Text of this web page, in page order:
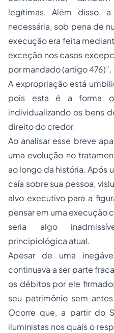
legítimas. Além disso,
necessária, sob pena de
execução era feita
exceção nos casos
por mandado (artigo 476)”.
A expropriação está
pois esta é a forma
individualizando os bens
direito do credor.
Ao analisar esse breve
uma evolução no
ao longo da história. Após
caía sobre sua pessoa,
alvo executivo para a
pensar em uma execução
seria algo
principiológica atual.
Apesar de uma
continuava a ser parte
os débitos por ele
seu patrimônio sem
Ocorre que, a partir do
iluministas nos quais o